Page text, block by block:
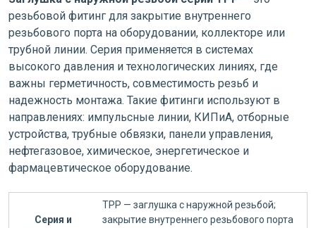
резьбовой фитинг для закрытие внутреннего
резьбового порта на оборудовании, коллекторе или
трубной линии. Серия применяется в системах
высокого давления и технологических линиях, где
важны герметичность, совместимость резьб и
надежность монтажа. Такие фитинги используют в
направлениях: импульсные линии, КИПиА, отборные
устройства, трубные обвязки, панели управления,
нефтегазовое, химическое, энергетическое и
фармацевтическое оборудование.
Серия и
TPP — заглушка с наружной резьбой;
закрытие внутреннего резьбового порта